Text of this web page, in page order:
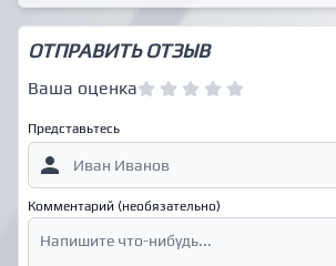
ОТПРАВИТЬ ОТЗЫВ
Ваша оценка
Представьтесь
Комментарий (необязательно)